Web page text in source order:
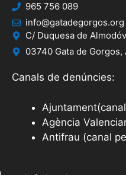
965 756 089
info@gatadegorgos.org
C/ Duquesa de
03740 Gata de Gorgos,
Canals de denúncies:
Agència
Antifrau (canal